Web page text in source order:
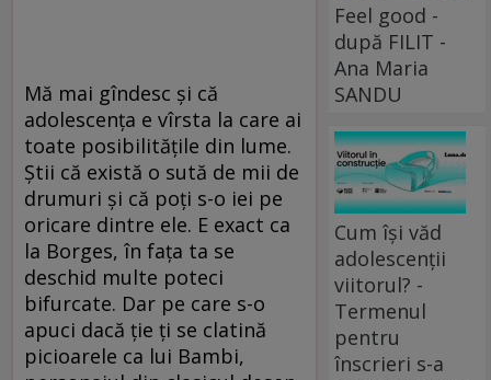
Mă mai gîndesc şi că
adolescenţa e vîrsta la care ai
toate posibilităţile din lume.
Ştii că există o sută de mii de
drumuri şi că poţi s-o iei pe
oricare dintre ele. E exact ca
la Borges, în faţa ta se
deschid multe poteci
bifurcate. Dar pe care s-o
apuci dacă ţie ţi se clatină
picioarele ca lui Bambi,
Feel good -
după FILIT -
Ana Maria
SANDU
Cum își văd
adolescenții
viitorul? -
Termenul
pentru
înscrieri s-a